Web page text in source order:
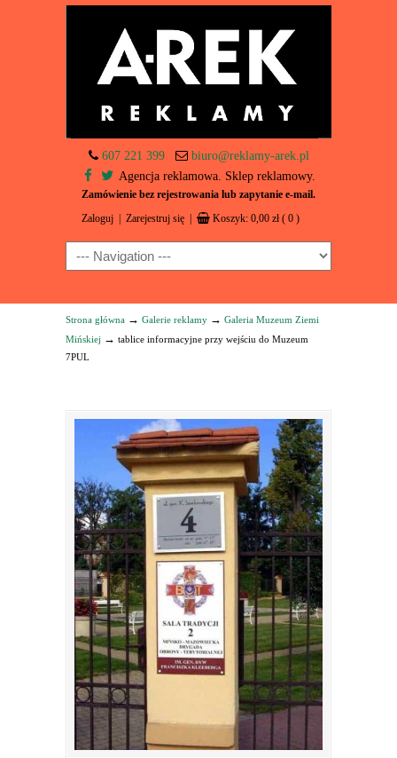
607 221 399
biuro@reklamy-arek.pl
Agencja reklamowa. Sklep reklamowy.
Zamówienie bez rejestrowania lub zapytanie e-mail.
Zaloguj Zarejestruj się Koszyk: 0,00 zł ( 0 )
Navigation
Strona główna → Galerie reklamy → Galeria Muzeum Ziemi
Mińskiej → tablice informacyjne przy wejściu do Muzeum
7PUL